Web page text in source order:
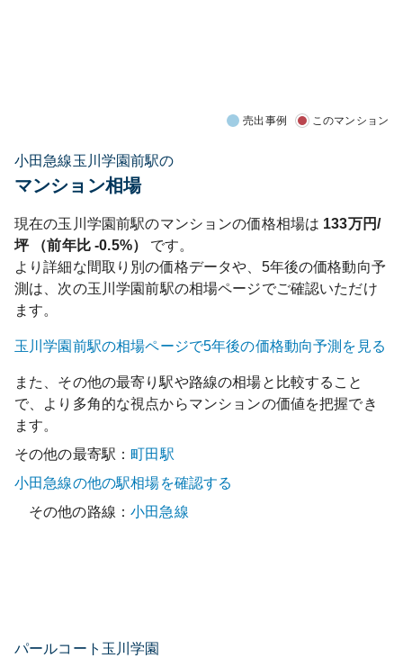
売出事例 このマンション
小田急線玉川学園前駅の
マンション相場
現在の玉川学園前駅のマンションの価格相場は 133万円/
坪 （前年比-0.5%）
です。
より詳細な間取り別の価格データや、5年後の価格動向予
測は、次の玉川学園前駅の相場ページでご確認いただけ
ます。
玉川学園前駅の相場ページで5年後の価格動向予測を見る
また、その他の最寄り駅や路線の相場と比較すること
で、より多角的な視点からマンションの価値を把握でき
ます。
その他の最寄駅：町田 駅
小田急線の他の駅相場を確認する
その他の路線：小田急線
パールコート玉川学園